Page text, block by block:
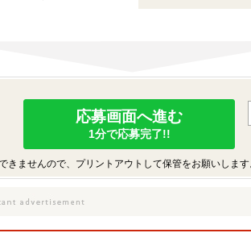
応募画面へ進む
1分で応募完了!!
ませんので、プリントアウトして保管をお願いします